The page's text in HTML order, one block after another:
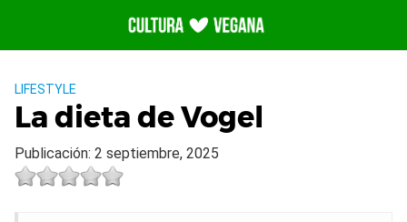
contenido
LIFESTYLE
La dieta de Vogel
Publicación: 2 septiembre, 2025